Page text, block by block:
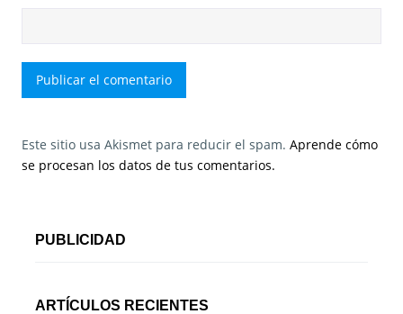
Este sitio usa Akismet para reducir el spam. Aprende cómo
se procesan los datos de tus comentarios.
PUBLICIDAD
ARTÍCULOS RECIENTES